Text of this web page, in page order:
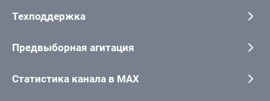
Техподдержка
Предвыборная агитация
Статистика канала в MAX